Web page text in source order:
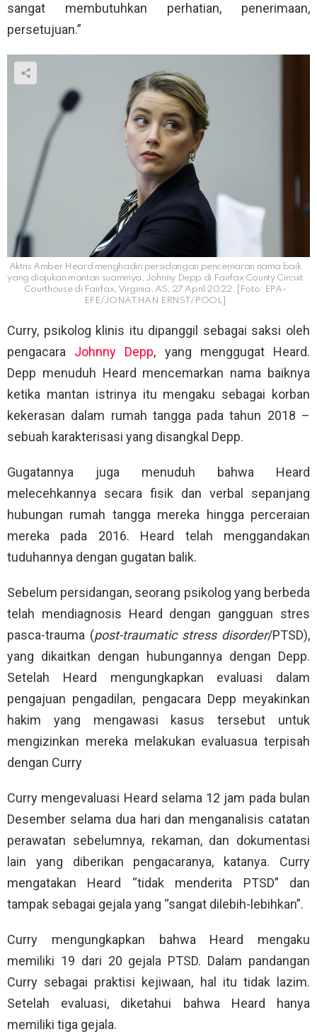
sangat membutuhkan perhatian, penerimaan,
persetujuan.”
Aktris Amber Heard menghadiri persidangan pencemaran nama baik
yang diajukan mantan suaminya, Johnny Depp di Fairfax County Circuit
Courthouse di Fairfax, Virginia, AS, 27 April 2022. [Foto: EPA-
EFE/JONATHAN ERNST/POOL]
Curry, psikolog klinis itu dipanggil sebagai saksi oleh
pengacara Johnny Depp, yang menggugat Heard.
Depp menuduh Heard mencemarkan nama baiknya
ketika mantan istrinya itu mengaku sebagai korban
kekerasan dalam rumah tangga pada tahun 2018 –
sebuah karakterisasi yang disangkal Depp.
Gugatannya juga menuduh bahwa Heard
melecehkannya secara fisik dan verbal sepanjang
hubungan rumah tangga mereka hingga perceraian
mereka pada 2016. Heard telah menggandakan
tuduhannya dengan gugatan balik.
Sebelum persidangan, seorang psikolog yang berbeda
telah mendiagnosis Heard dengan gangguan stres
pasca-trauma (post-traumatic stress disorder/PTSD),
yang dikaitkan dengan hubungannya dengan Depp.
Setelah Heard mengungkapkan evaluasi dalam
pengajuan pengadilan, pengacara Depp meyakinkan
hakim yang mengawasi kasus tersebut untuk
mengizinkan mereka melakukan evaluasua terpisah
dengan Curry
Curry mengevaluasi Heard selama 12 jam pada bulan
Desember selama dua hari dan menganalisis catatan
perawatan sebelumnya, rekaman, dan dokumentasi
lain yang diberikan pengacaranya, katanya. Curry
mengatakan Heard “tidak menderita PTSD” dan
tampak sebagai gejala yang “sangat dilebih-lebihkan”.
Curry mengungkapkan bahwa Heard mengaku
memiliki 19 dari 20 gejala PTSD. Dalam pandangan
Curry sebagai praktisi kejiwaan, hal itu tidak lazim.
Setelah evaluasi, diketahui bahwa Heard hanya
memiliki tiga gejala.